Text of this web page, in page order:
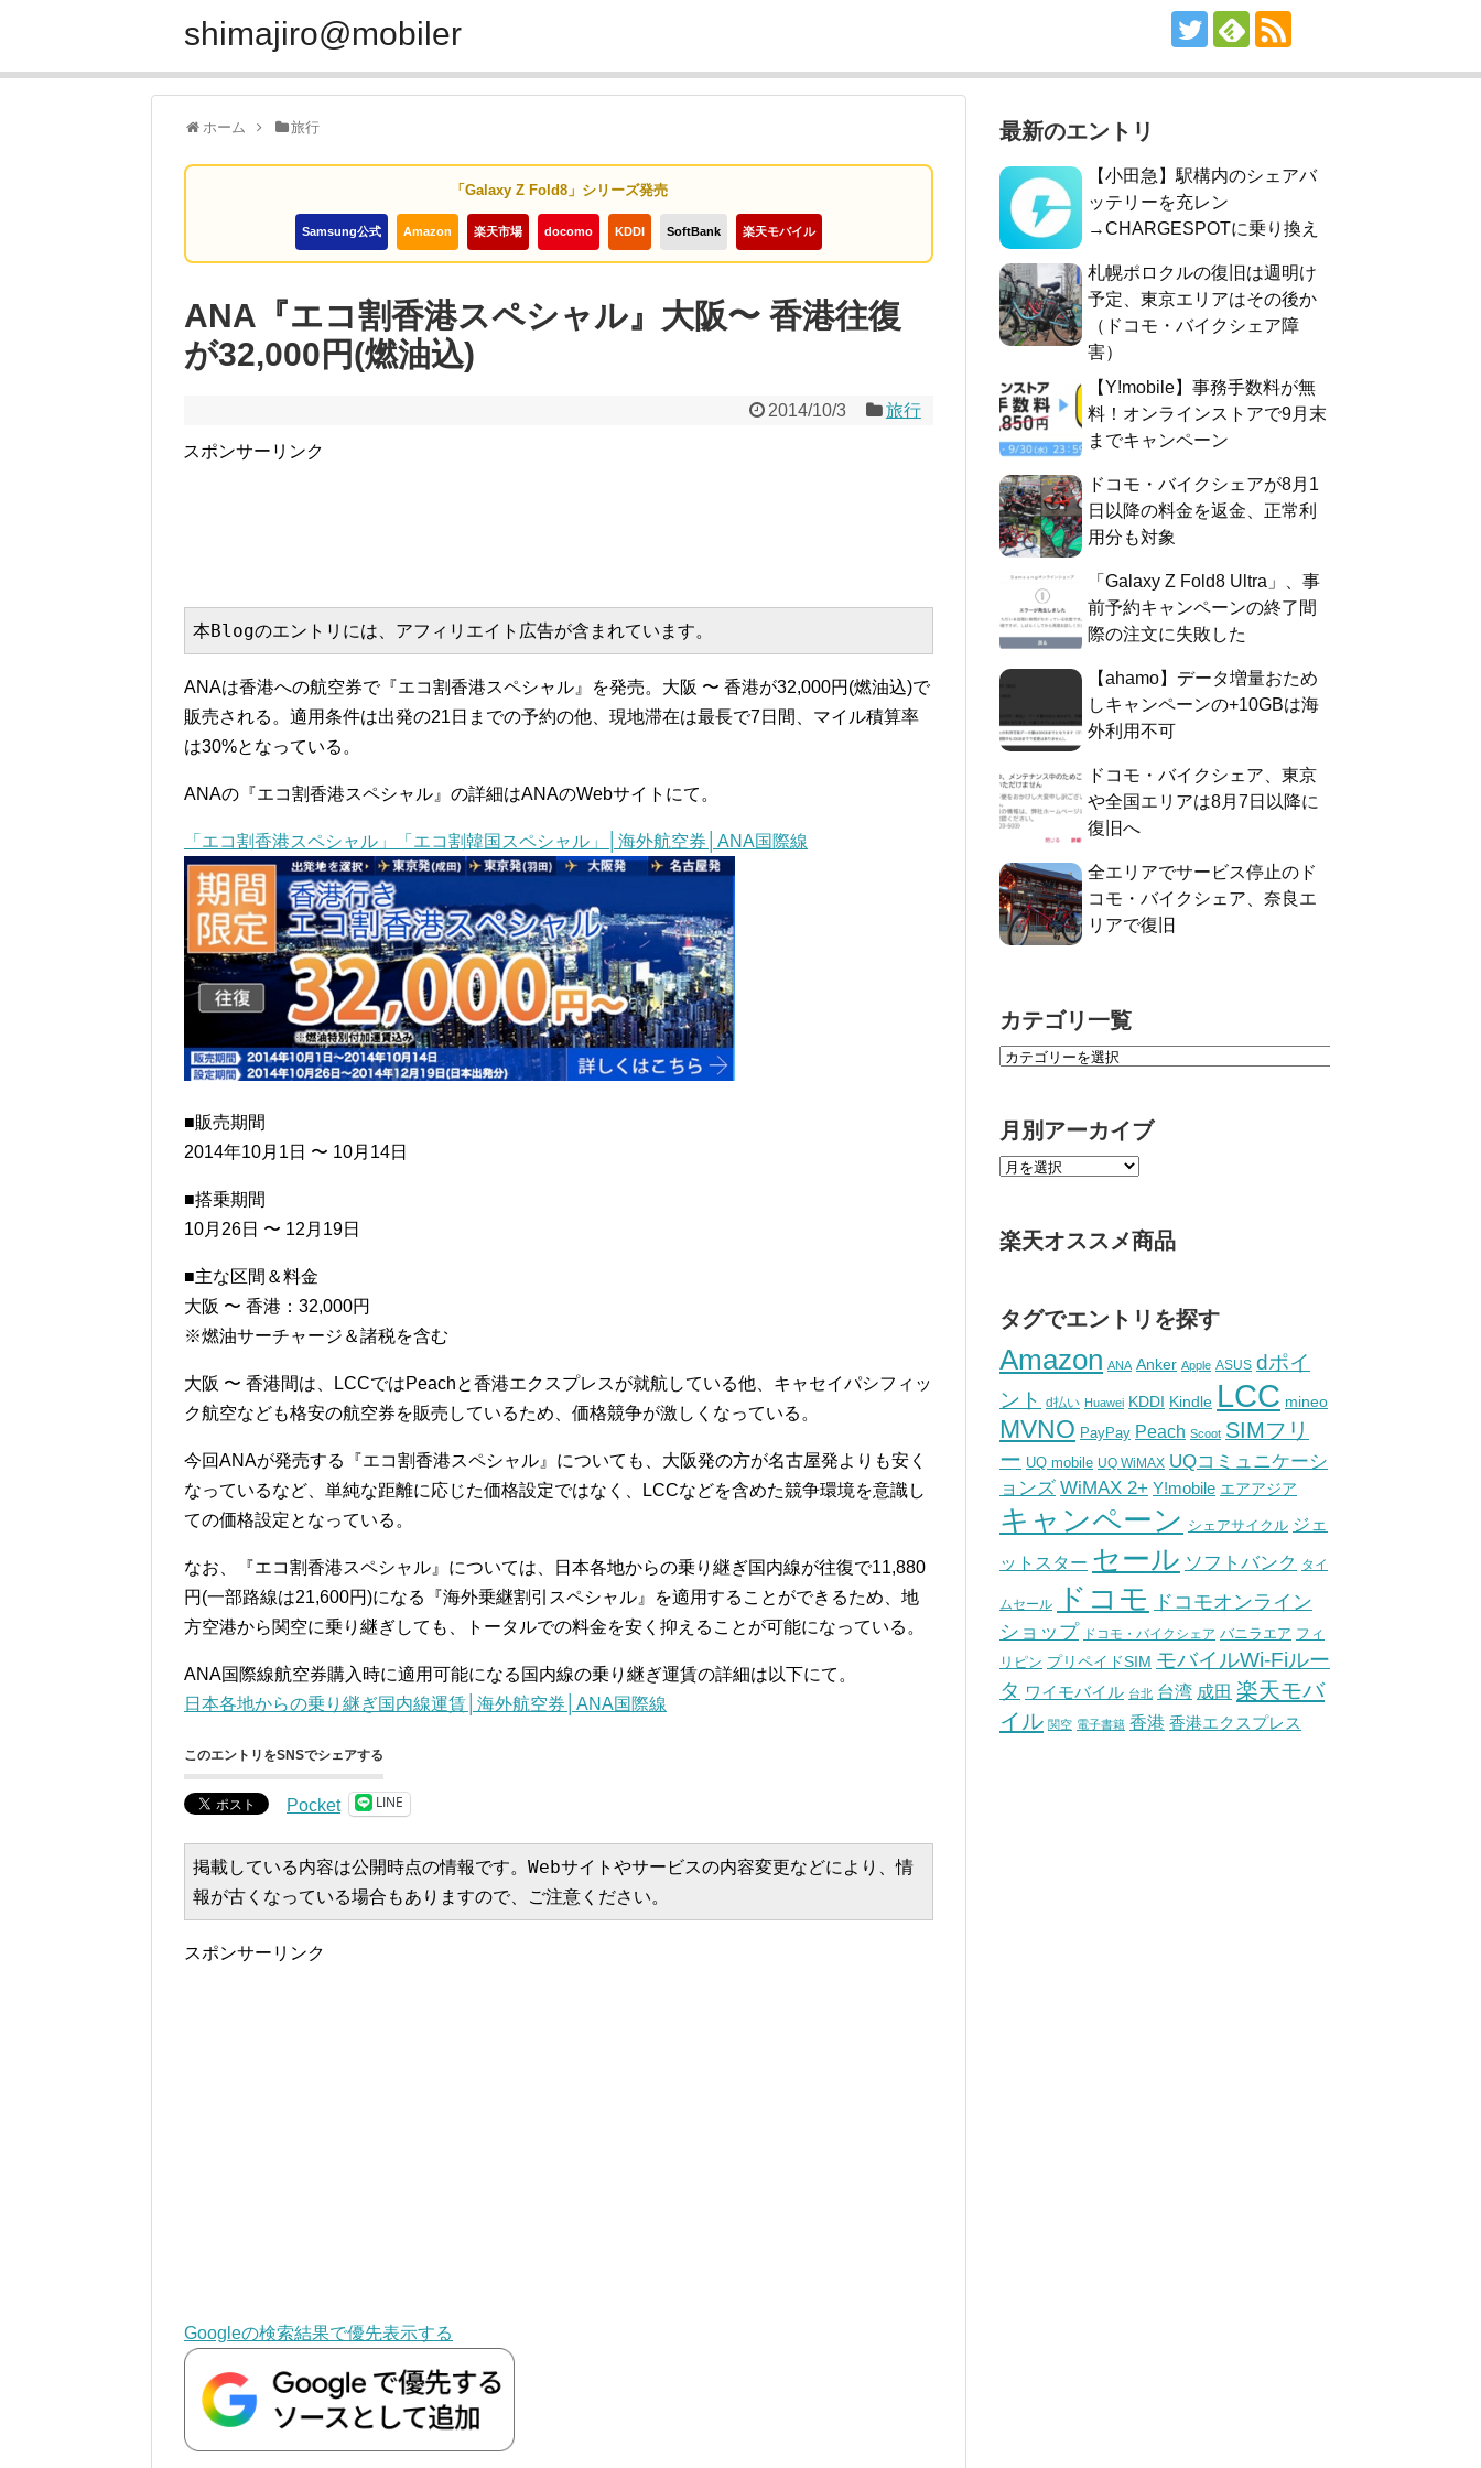
shimajiro@mobiler
ホーム 旅行
「Galaxy Z Fold8」シリーズ発売
Samsung公式 Amazon 楽天市場 docomo KDDI SoftBank 楽天モバイル
ANA『エコ割香港スペシャル』大阪〜 香港往復
が32,000円(燃油込)
2014/10/3 旅行
スポンサーリンク
本Blogのエントリには、アフィリエイト広告が含まれています。
ANAは香港への航空券で『エコ割香港スペシャル』を発売。大阪 〜 香港が32,000円(燃油込)で
販売される。適用条件は出発の21日までの予約の他、現地滞在は最長で7日間、マイル積算率
は30%となっている。
ANAの『エコ割香港スペシャル』の詳細はANAのWebサイトにて。
「エコ割香港スペシャル」「エコ割韓国スペシャル」│海外航空券│ANA国際線
■販売期間
2014年10月1日 〜 10月14日
■搭乗期間
10月26日 〜 12月19日
■主な区間＆料金
大阪 〜 香港：32,000円
※燃油サーチャージ＆諸税を含む
大阪 〜 香港間は、LCCではPeachと香港エクスプレスが就航している他、キャセイパシフィッ
ク航空なども格安の航空券を販売しているため、価格競争が激しくなっている。
今回ANAが発売する『エコ割香港スペシャル』についても、大阪発の方が名古屋発よりも安く
なっているなど、単純な距離に応じた価格設定ではなく、LCCなどを含めた競争環境を意識し
ての価格設定となっている。
なお、『エコ割香港スペシャル』については、日本各地からの乗り継ぎ国内線が往復で11,880
円(一部路線は21,600円)になる『海外乗継割引スペシャル』を適用することができるため、地
方空港から関空に乗り継ぎしても、トータルでの料金を安く抑えることが可能になっている。
ANA国際線航空券購入時に適用可能になる国内線の乗り継ぎ運賃の詳細は以下にて。
日本各地からの乗り継ぎ国内線運賃│海外航空券│ANA国際線
このエントリをSNSでシェアする
Pocket LINE
掲載している内容は公開時点の情報です。Webサイトやサービスの内容変更などにより、情
報が古くなっている場合もありますので、ご注意ください。
スポンサーリンク
Googleの検索結果で優先表示する
最新のエントリ
【小田急】駅構内のシェアバ
ッテリーを充レン
→CHARGESPOTに乗り換え
札幌ポロクルの復旧は週明け
予定、東京エリアはその後か
（ドコモ・バイクシェア障
害）
【Y!mobile】事務手数料が無
料！オンラインストアで9月末
までキャンペーン
ドコモ・バイクシェアが8月1
日以降の料金を返金、正常利
用分も対象
「Galaxy Z Fold8 Ultra」、事
前予約キャンペーンの終了間
際の注文に失敗した
【ahamo】データ増量おため
しキャンペーンの+10GBは海
外利用不可
ドコモ・バイクシェア、東京
や全国エリアは8月7日以降に
復旧へ
全エリアでサービス停止のド
コモ・バイクシェア、奈良エ
リアで復旧
カテゴリ一覧
月別アーカイブ
楽天オススメ商品
タグでエントリを探す
Amazon ANA Anker Apple ASUS dポイ
ント
d払い Huawei KDDI Kindle LCC mineo
MVNO PayPay Peach Scoot SIMフリ
ー UQ mobile UQ WiMAX UQコミュニケーシ
ョンズ WiMAX 2+ Y!mobile エアアジア
キャンペーン シェアサイクル ジェ
ットスター セール ソフトバンク タイ
ムセール ドコモ
ドコモオンライン
ショップ ドコモ・バイクシェア バニラエア フィ
リピン プリペイドSIM モバイルWi-Fiルー
タ ワイモバイル 台北 台湾 成田 楽天モバ
イル 関空 電子書籍 香港 香港エクスプレス